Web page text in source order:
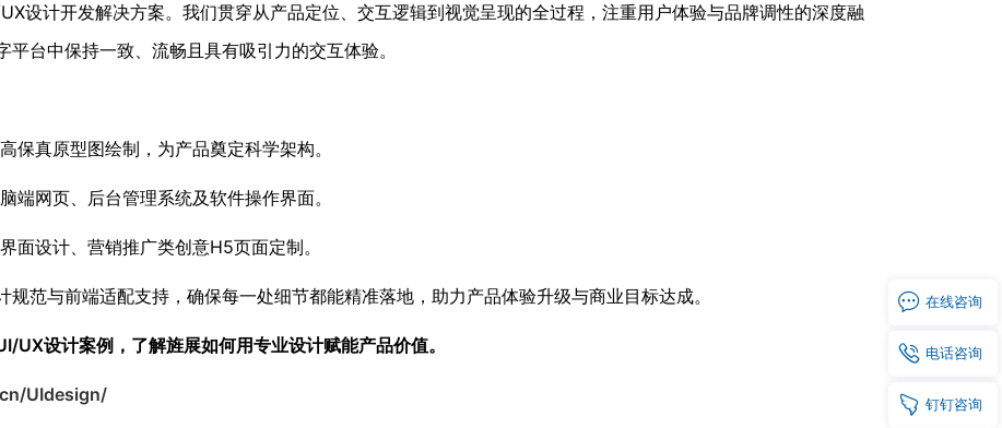
设计开发解决方案。我们贯穿从产品定位、交互逻辑到视觉呈现的全过程，注重用户体验与品牌调性的深度融
台中保持一致、流畅且具有吸引力的交互体验。
保真原型图绘制，为产品奠定科学架构。
网页、后台管理系统及软件操作界面。
面设计、营销推广类创意H5页面定制。
范与前端适配支持，确保每一处细节都能精准落地，助力产品体验升级与商业目标达成。
UX设计案例，了解旌展如何用专业设计赋能产品价值。
UIdesign/
 在线咨询
 电话咨询
 钉钉咨询